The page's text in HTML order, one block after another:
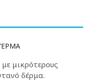
μικρότερους
δέρμα.